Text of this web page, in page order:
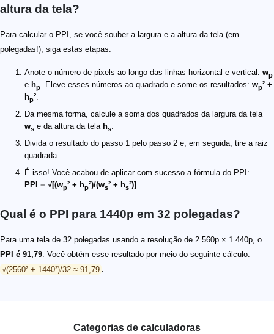
altura da tela?
Para calcular o PPI, se você souber a largura e a altura da tela (em
polegadas!), siga estas etapas:
Anote o número de pixels ao longo das linhas horizontal e vertical: wp
e hp. Eleve esses números ao quadrado e some os resultados: wp² +
hp².
Da mesma forma, calcule a soma dos quadrados da largura da tela
ws e da altura da tela hs.
Divida o resultado do passo 1 pelo passo 2 e, em seguida, tire a raiz
quadrada.
É isso! Você acabou de aplicar com sucesso a fórmula do PPI:
PPI = √[(wp² + hp²)/(ws² + hs²)]
Qual é o PPI para 1440p em 32 polegadas?
Para uma tela de 32 polegadas usando a resolução de 2.560p × 1.440p, o
PPI é 91,79. Você obtém esse resultado por meio do seguinte cálculo:
√(2560² + 1440²)/32 ≈ 91,79 .
Categorias de calculadoras